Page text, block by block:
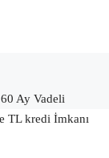
Ay Vadeli
TL kredi İmkanı